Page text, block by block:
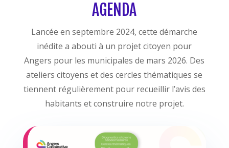
AGENDA
Lancée en septembre 2024, cette démarche
inédite a abouti à un projet citoyen pour
Angers pour les municipales de mars 2026. Des
ateliers citoyens et des cercles thématiques se
tiennent régulièrement pour recueillir l’avis des
habitants et construire notre projet.